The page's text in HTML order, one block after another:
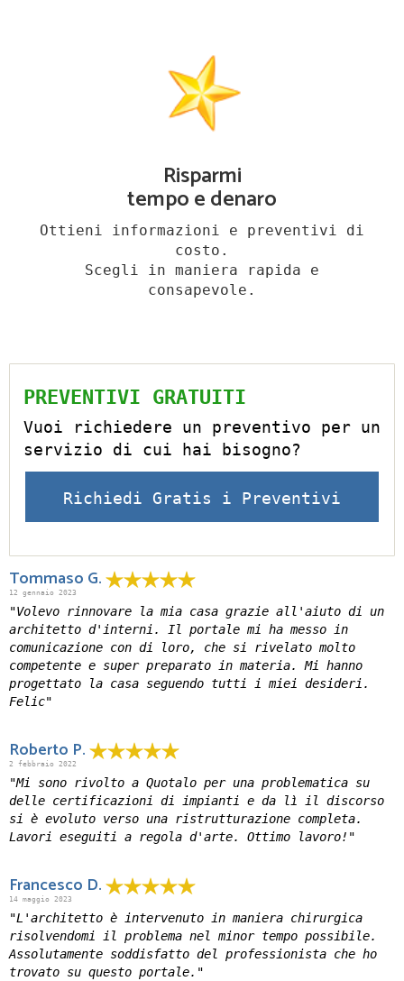
Risparmi
tempo e denaro
Ottieni informazioni e preventivi di
costo.
Scegli in maniera rapida e
consapevole.
PREVENTIVI GRATUITI
Vuoi richiedere un preventivo per un
servizio di cui hai bisogno?
Richiedi Gratis i Preventivi
Tommaso G.
12 gennaio 2023
"Volevo rinnovare la mia casa grazie all'aiuto di un
architetto d'interni. Il portale mi ha messo in
comunicazione con di loro, che si rivelato molto
competente e super preparato in materia. Mi hanno
progettato la casa seguendo tutti i miei desideri.
Felic"
Roberto P.
2 febbraio 2022
"Mi sono rivolto a Quotalo per una problematica su
delle certificazioni di impianti e da lì il discorso
si è evoluto verso una ristrutturazione completa.
Lavori eseguiti a regola d'arte. Ottimo lavoro!"
Francesco D.
14 maggio 2023
"L'architetto è intervenuto in maniera chirurgica
risolvendomi il problema nel minor tempo possibile.
Assolutamente soddisfatto del professionista che ho
trovato su questo portale."